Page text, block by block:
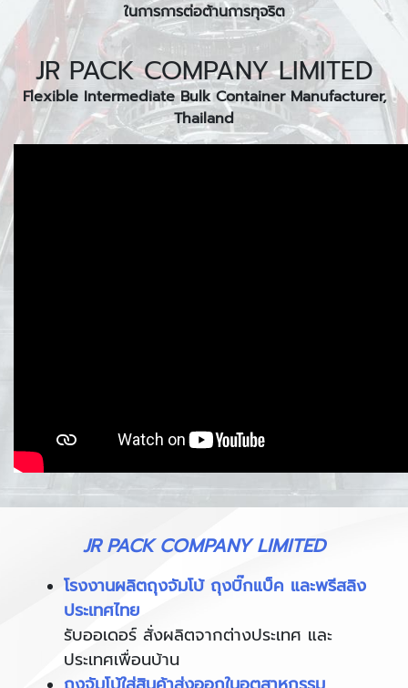
ในการการต่อต้านการทุจริต
JR PACK COMPANY LIMITED
Flexible Intermediate Bulk Container Manufacturer,
Thailand
JR PACK COMPANY LIMITED
โรงงานผลิตถุงจัมโบ้ ถุงบิ๊กแบ็ค และพรีสลิง
ประเทศไทย
รับออเดอร์ สั่งผลิตจากต่างประเทศ และ
ประเทศเพื่อนบ้าน